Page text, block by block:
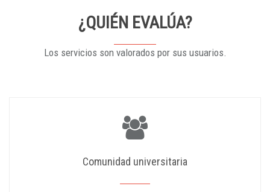
¿QUIÉN EVALÚA?
Los servicios son valorados por sus usuarios.
Comunidad universitaria